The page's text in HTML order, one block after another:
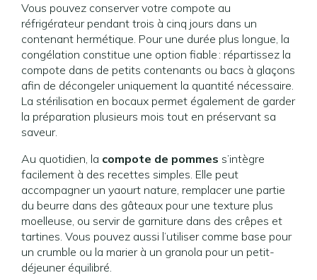
Vous pouvez conserver votre compote au
réfrigérateur pendant trois à cinq jours dans un
contenant hermétique. Pour une durée plus longue, la
congélation constitue une option fiable : répartissez la
compote dans de petits contenants ou bacs à glaçons
afin de décongeler uniquement la quantité nécessaire.
La stérilisation en bocaux permet également de garder
la préparation plusieurs mois tout en préservant sa
saveur.
Au quotidien, la compote de pommes s’intègre
facilement à des recettes simples. Elle peut
accompagner un yaourt nature, remplacer une partie
du beurre dans des gâteaux pour une texture plus
moelleuse, ou servir de garniture dans des crêpes et
tartines. Vous pouvez aussi l’utiliser comme base pour
un crumble ou la marier à un granola pour un petit-
déjeuner équilibré.